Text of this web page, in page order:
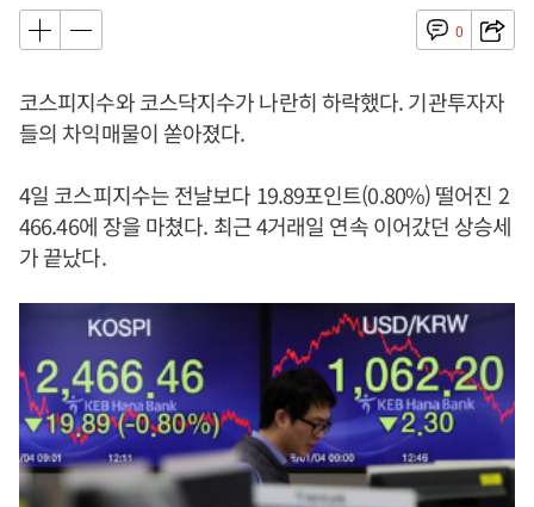
0
코스피지수와 코스닥지수가 나란히 하락했다. 기관투자자
들의 차익매물이 쏟아졌다.
4일 코스피지수는 전날보다 19.89포인트(0.80%) 떨어진 2
466.46에 장을 마쳤다. 최근 4거래일 연속 이어갔던 상승세
가 끝났다.